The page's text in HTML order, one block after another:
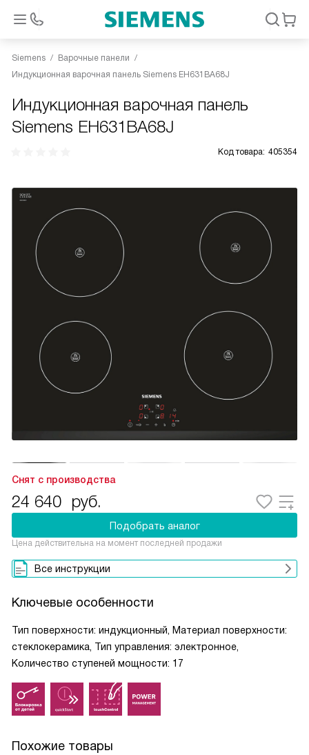
Siemens
Варочные панели
Индукционная варочная панель Siemens EH631BA68J
Индукционная варочная панель
Siemens EH631BA68J
Код товара: 405354
Снят с производства
24 640 руб.
Подобрать аналог
Цена действительна на момент последней продажи
Все инструкции
Ключевые особенности
Тип поверхности: индукционный, Материал поверхности:
стеклокерамика, Тип управления: электронное,
Количество ступеней мощности: 17
Похожие товары